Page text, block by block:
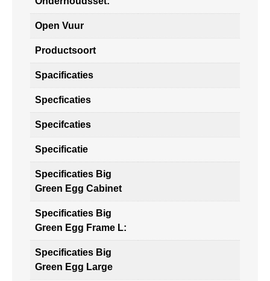
Open Vuur
Productsoort
Spacificaties
Specficaties
Specifcaties
Specificatie
Specificaties Big
Green Egg Cabinet
Specificaties Big
Green Egg Frame L:
Specificaties Big
Green Egg Large